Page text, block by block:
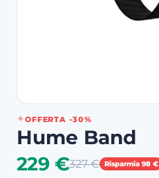
OFFERTA -30%
Hume Band
229 €327 € Risparmia 98 €